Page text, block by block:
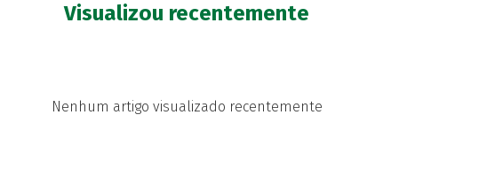
Visualizou recentemente
Nenhum artigo visualizado recentemente